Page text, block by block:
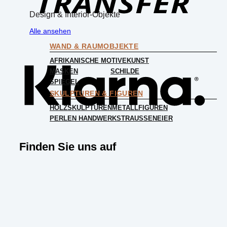
Design & Interior-Objekte
Alle ansehen
WAND & RAUMOBJEKTE
AFRIKANISCHE MOTIVEKUNST
MASKEN
SCHILDE
SPIEGEL
SKULPTUREN & FIGUREN
HOLZSKULPTURENMETALLFIGUREN
PERLEN HANDWERKSTRAUSSENEIER
Finden Sie uns auf